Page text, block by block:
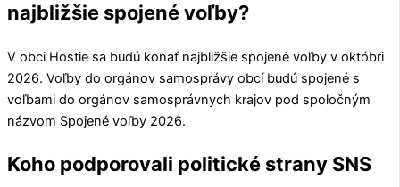
najbližšie spojené voľby?
V obci Hostie sa budú konať najbližšie spojené voľby v októbri
2026. Voľby do orgánov samosprávy obcí budú spojené s
voľbami do orgánov samosprávnych krajov pod spoločným
názvom Spojené voľby 2026.
Koho podporovali politické strany SNS